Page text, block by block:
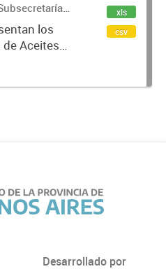
y
de
los
Aceites
xls
csv
Desarrollado por